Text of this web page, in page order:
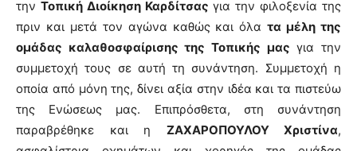
την Τοπική Διοίκηση Καρδίτσας για την φιλοξενία της
πριν και μετά τον αγώνα καθώς και όλατα μέλη της
ομάδας καλαθοσφαίρισης της Τοπικής μας για την
συμμετοχή τους σε αυτή τη συνάντηση. Συμμετοχή η
οποία από μόνη της, δίνει αξία στην ιδέα και τα πιστεύω
της Ενώσεως μας. Επιπρόσθετα, στη συνάντηση
παραβρέθηκε και η ΖΑΧΑΡΟΠΟΥΛΟΥ Χριστίνα,